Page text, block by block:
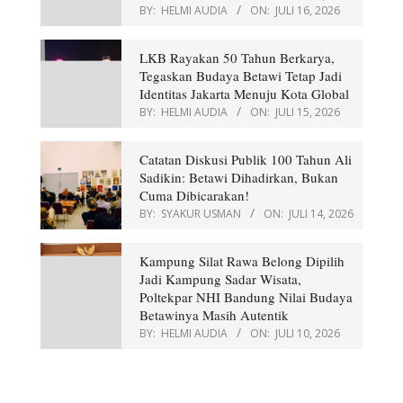
Sadikin: Betawi Dihadirkan, Bukan
Cuma Dibicarakan!
BY: SYAKUR USMAN ON: JULI 14, 2026
Jadi Kampung Sadar Wisata,
Poltekpar NHI Bandung Nilai Budaya
Betawinya Masih Autentik
BY: HELMI AUDIA ON: JULI 10, 2026